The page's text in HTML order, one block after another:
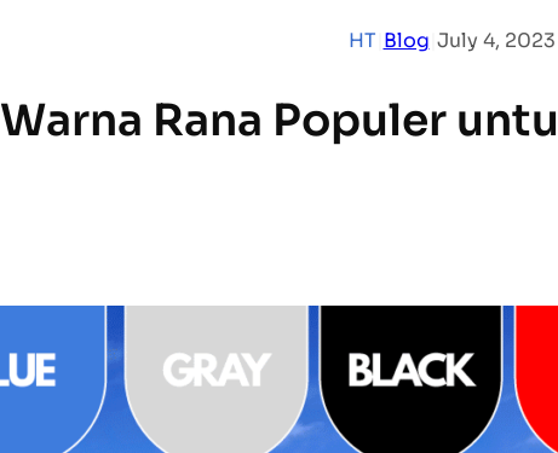
HT Blog July 4, 2023
Warna Rana Populer